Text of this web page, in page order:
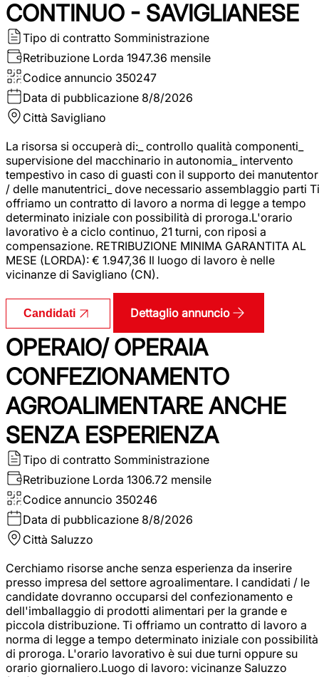
CONTINUO - SAVIGLIANESE
Tipo di contratto Somministrazione
Retribuzione Lorda 1947.36 mensile
Codice annuncio 350247
Data di pubblicazione 8/8/2026
Città Savigliano
La risorsa si occuperà di:_ controllo qualità componenti_
supervisione del macchinario in autonomia_ intervento
tempestivo in caso di guasti con il supporto dei
/ delle manutentrici_ dove necessario assemblaggio parti Ti
offriamo un contratto di lavoro a norma di legge a tempo
determinato iniziale con possibilità di proroga.L'orario
lavorativo è a ciclo continuo, 21 turni, con riposi a
compensazione. RETRIBUZIONE MINIMA GARANTITA AL
MESE (LORDA): € 1.947,36 Il luogo di lavoro è nelle
vicinanze di Savigliano (CN).
Candidati Dettaglio annuncio
OPERAIO/ OPERAIA
CONFEZIONAMENTO
AGROALIMENTARE ANCHE
SENZA ESPERIENZA
Tipo di contratto Somministrazione
Retribuzione Lorda 1306.72 mensile
Codice annuncio 350246
Data di pubblicazione 8/8/2026
Città Saluzzo
Cerchiamo risorse anche senza esperienza da inserire
presso impresa del settore agroalimentare. I candidati / le
candidate dovranno occuparsi del confezionamento e
dell'imballaggio di prodotti alimentari per la grande e
piccola distribuzione. Ti offriamo un contratto di lavoro a
norma di legge a tempo determinato iniziale con possibilità
di proroga. L'orario lavorativo è sui due turni oppure su
orario giornaliero.Luogo di lavoro: vicinanze Saluzzo